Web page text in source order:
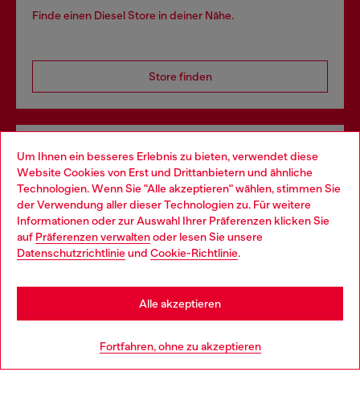
Um Ihnen ein besseres Erlebnis zu bieten, verwendet diese
Website Cookies von Erst und Drittanbietern und ähnliche
Technologien. Wenn Sie "Alle akzeptieren" wählen, stimmen Sie
der Verwendung aller dieser Technologien zu. Für weitere
Informationen oder zur Auswahl Ihrer Präferenzen klicken Sie
auf Präferenzen verwaltenoder lesen Sie unsere
Datenschutzrichtlinieund Cookie-Richtlinie.
Fortfahren, ohne zu akzeptieren
Alle akzeptieren
Finde einen Diesel Store in deiner Nähe.
Store finden
Omnichannel-Services
Entdecke unser gesamtes Service-Angebot, online und
im Store.
Mehr erfahren
Choose your location
You are currently browsing Österreich website, but it seems you
may be based in United States